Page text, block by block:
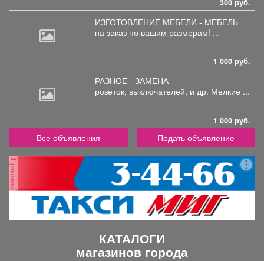
300 руб.
ИЗГОТОВЛЕНИЕ МЕБЕЛИ - МЕБЕЛЬ
на заказ по вашим размерам! ...
1 000 руб.
РАЗНОЕ - ЗАМЕНА
розеток, выключателей, и др. Мелкие ...
1 000 руб.
Все объявления Подать объявление
реклама
КАТАЛОГИ
магазинов города